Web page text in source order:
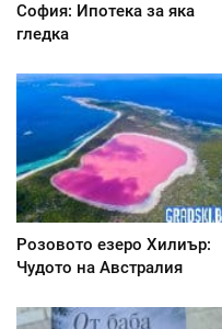
София: Ипотека за яка
гледка
Розовото езеро Хилиър:
Чудото на Австралия